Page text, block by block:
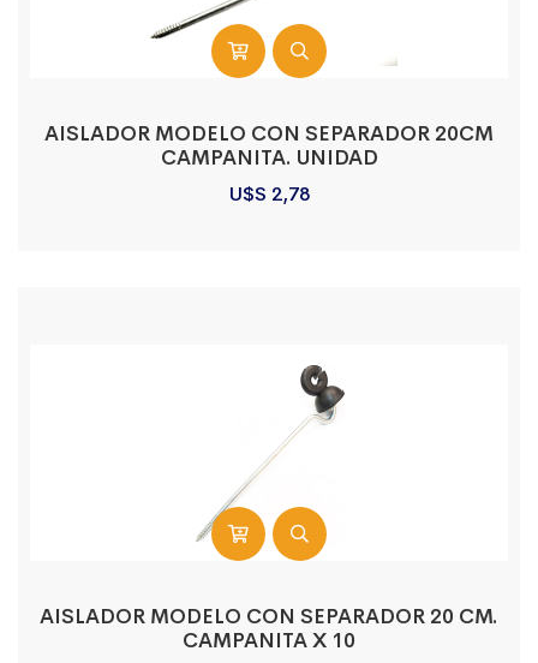
AISLADOR MODELO CON SEPARADOR 20CM
CAMPANITA. UNIDAD
U$S 2,78
AISLADOR MODELO CON SEPARADOR 20 CM.
CAMPANITA X 10